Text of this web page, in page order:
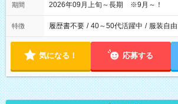
期間 2026年09月上旬～長期 ※9月～！
特徴 履歴書不要 / 40～50代活躍中 / 服装自由
気になる！ 応募する